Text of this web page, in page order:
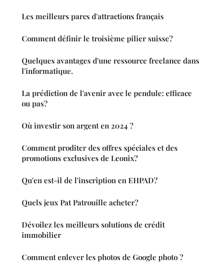
Les meilleurs parcs d'attractions français
Comment définir le troisième pilier suisse?
Quelques avantages d'une ressource freelance dans
l'informatique.
La prédiction de l'avenir avec le pendule: efficace
ou pas?
Où investir son argent en 2024 ?
Comment proditer des offres spéciales et des
promotions exclusives de Leonix?
Qu'en est-il de l'inscription en EHPAD?
Quels jeux Pat Patrouille acheter?
Dévoilez les meilleurs solutions de crédit
immobilier
Comment enlever les photos de Google photo ?